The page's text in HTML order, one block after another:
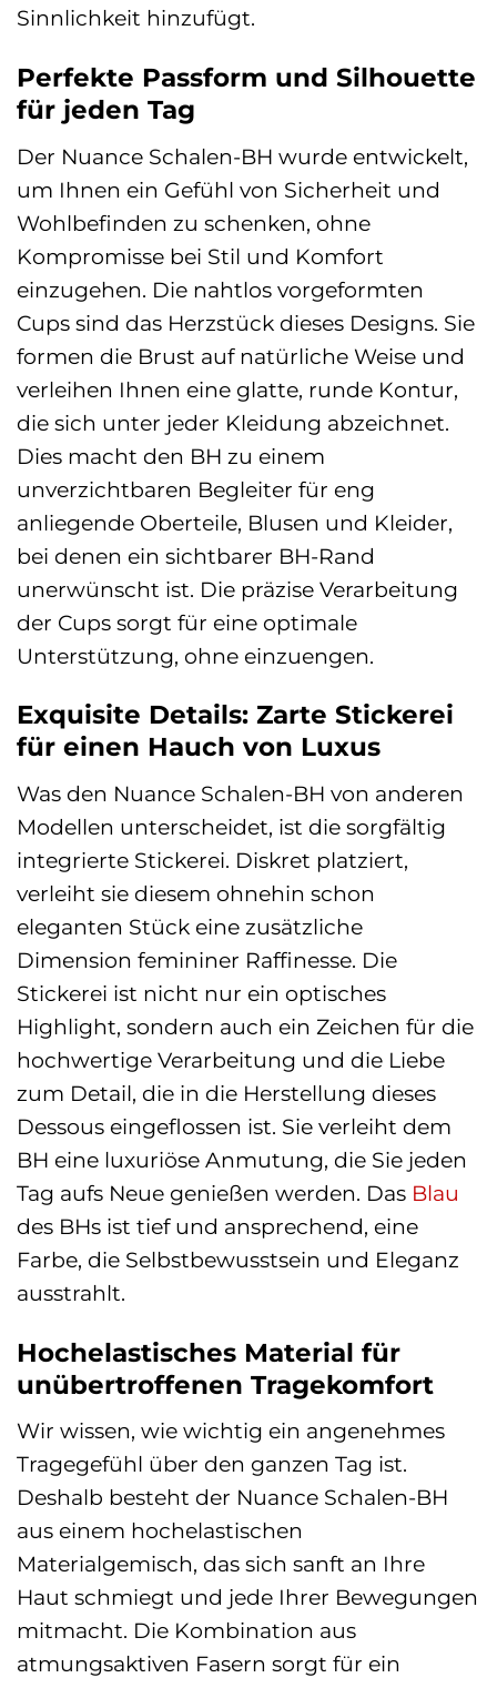
Sinnlichkeit hinzufügt.
Perfekte Passform und Silhouette
für jeden Tag
Der Nuance Schalen-BH wurde entwickelt,
um Ihnen ein Gefühl von Sicherheit und
Wohlbefinden zu schenken, ohne
Kompromisse bei Stil und Komfort
einzugehen. Die nahtlos vorgeformten
Cups sind das Herzstück dieses Designs. Sie
formen die Brust auf natürliche Weise und
verleihen Ihnen eine glatte, runde Kontur,
die sich unter jeder Kleidung abzeichnet.
Dies macht den BH zu einem
unverzichtbaren Begleiter für eng
anliegende Oberteile, Blusen und Kleider,
bei denen ein sichtbarer BH-Rand
unerwünscht ist. Die präzise Verarbeitung
der Cups sorgt für eine optimale
Unterstützung, ohne einzuengen.
Exquisite Details: Zarte Stickerei
für einen Hauch von Luxus
Was den Nuance Schalen-BH von anderen
Modellen unterscheidet, ist die sorgfältig
integrierte Stickerei. Diskret platziert,
verleiht sie diesem ohnehin schon
eleganten Stück eine zusätzliche
Dimension femininer Raffinesse. Die
Stickerei ist nicht nur ein optisches
Highlight, sondern auch ein Zeichen für die
hochwertige Verarbeitung und die Liebe
zum Detail, die in die Herstellung dieses
Dessous eingeflossen ist. Sie verleiht dem
BH eine luxuriöse Anmutung, die Sie jeden
Tag aufs Neue genießen werden. Das Blau
des BHs ist tief und ansprechend, eine
Farbe, die Selbstbewusstsein und Eleganz
ausstrahlt.
Hochelastisches Material für
unübertroffenen Tragekomfort
Wir wissen, wie wichtig ein angenehmes
Tragegefühl über den ganzen Tag ist.
Deshalb besteht der Nuance Schalen-BH
aus einem hochelastischen
Materialgemisch, das sich sanft an Ihre
Haut schmiegt und jede Ihrer Bewegungen
mitmacht. Die Kombination aus
atmungsaktiven Fasern sorgt für ein